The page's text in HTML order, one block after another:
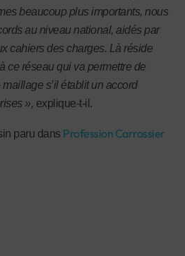
beaucoup plus importants, nous
au niveau national, aidés par
cahiers des charges. Là réside
ce réseau qui va permettre de
s’il établit un accord
», explique-t-il.
paru dans Profession Carrossier